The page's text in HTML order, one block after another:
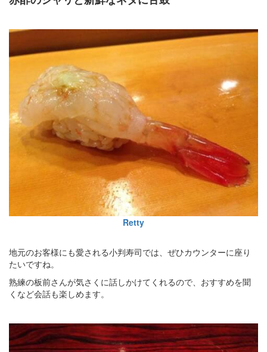
Retty
地元のお客様にも愛される小判寿司では、ぜひカウンターに座り
たいですね。
熟練の板前さんが気さくに話しかけてくれるので、おすすめを聞
くなど会話も楽しめます。